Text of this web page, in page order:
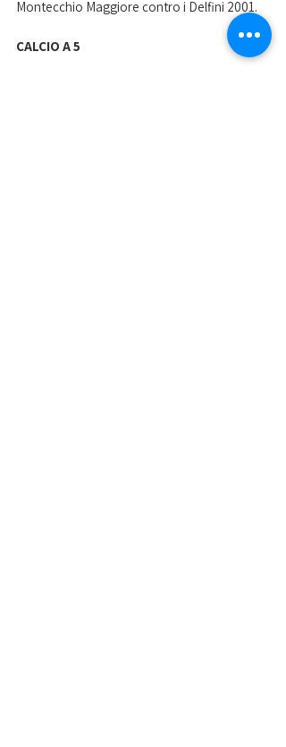
Montecchio Maggiore contro i Delfini 2001.
CALCIO A 5